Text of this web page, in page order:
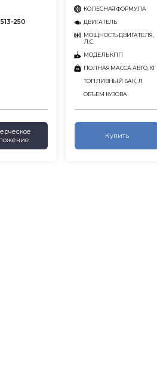
250
КОЛЕСНАЯ ФОРМУЛА
ДВИГАТЕЛЬ
МОЩНОСТЬ ДВИГАТЕЛЯ,
Л.С.
МОДЕЛЬ КПП
ПОЛНАЯ МАССА АВТО, КГ
ТОПЛИВНЫЙ БАК, Л
ОБЪЕМ КУЗОВА
Купить